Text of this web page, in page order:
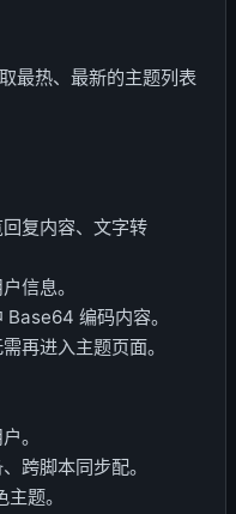
最热、最新的主题列表
复内容、文字转
信息。
编码内容。
再进入主题页面。
。
跨脚本同步配。
题。